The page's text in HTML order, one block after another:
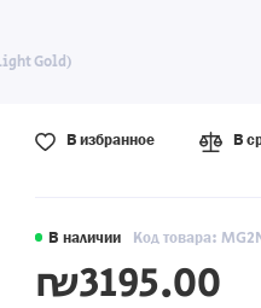
Gold)
В наличии Код товара:
₪3195.00
В избранное В